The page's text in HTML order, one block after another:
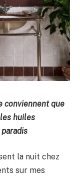
conviennent que
huiles
la nuit chez
sur mes